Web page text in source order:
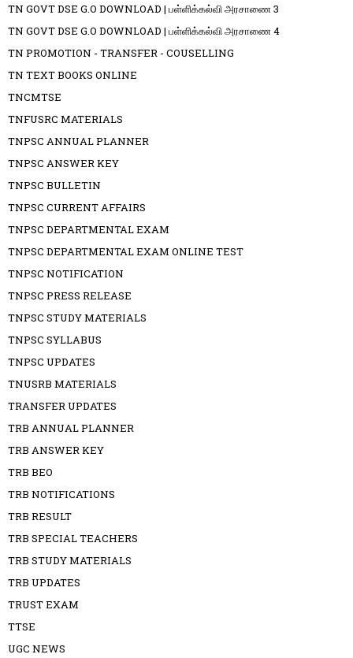
TN GOVT DSE G.O DOWNLOAD | பள்ளிக்கல்வி அரசாணை 3
TN GOVT DSE G.O DOWNLOAD | பள்ளிக்கல்வி அரசாணை 4
TN PROMOTION - TRANSFER - COUSELLING
TN TEXT BOOKS ONLINE
TNCMTSE
TNFUSRC MATERIALS
TNPSC ANNUAL PLANNER
TNPSC ANSWER KEY
TNPSC BULLETIN
TNPSC CURRENT AFFAIRS
TNPSC DEPARTMENTAL EXAM
TNPSC DEPARTMENTAL EXAM ONLINE TEST
TNPSC NOTIFICATION
TNPSC PRESS RELEASE
TNPSC STUDY MATERIALS
TNPSC SYLLABUS
TNPSC UPDATES
TNUSRB MATERIALS
TRANSFER UPDATES
TRB ANNUAL PLANNER
TRB ANSWER KEY
TRB BEO
TRB NOTIFICATIONS
TRB RESULT
TRB SPECIAL TEACHERS
TRB STUDY MATERIALS
TRB UPDATES
TRUST EXAM
TTSE
UGC NEWS